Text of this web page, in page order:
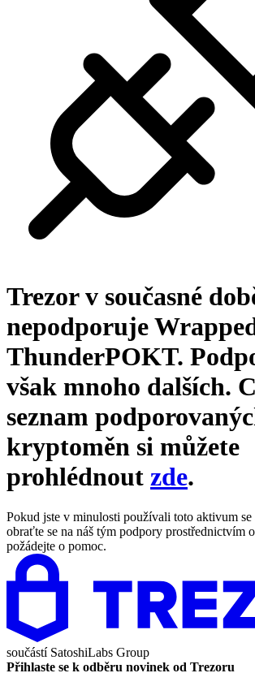
Trezor v současné
nepodporuje
ThunderPOKT.
však mnoho dalších.
seznam
kryptoměn si můžete
prohlédnout zde.
Pokud jste v minulosti používali toto aktivum se
obraťte se na náš tým podpory prostřednictvím
požádejte o pomoc.
součástíSatoshiLabs Group
Přihlaste se k odběru novinek od Trezoru